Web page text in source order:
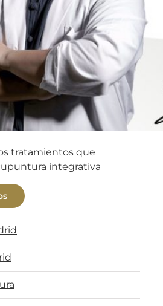
tratamientos que
integrativa